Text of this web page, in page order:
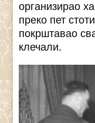
организирао
преко пет
покрштавао
клечали.